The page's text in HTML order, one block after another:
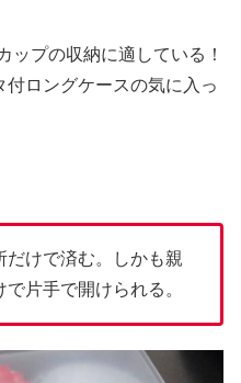
ップの収納に適している！
ロングケースの気に入っ
けで済む。しかも親
片手で開けられる。